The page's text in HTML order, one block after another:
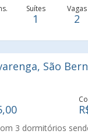
e área
com azulejos
para 2
Suítes
1
Vagas
2
São
3 dormitórios